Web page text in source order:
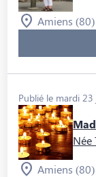
Amiens (80)
Publié le mardi
Née
Amiens (80)